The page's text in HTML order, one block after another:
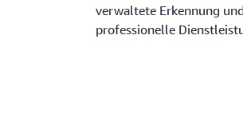
verwaltete Erkennung
professionelle